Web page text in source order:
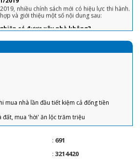
có được xây nhà không?
là đất gì? Loại Đất phi nông nghiệp có được
mà hiện nay có không ít cá nhân, hộ gia đình
cầu chuyển đổi đất phi nông nghiệp thành
kinh tế cao hơn
đúng tiêu chuẩn cho gia đình
dựng đối với các KTS, Kỹ sư là một việc bình
ánh sáng cho sự sinh trưởng và phát triển. Tuy
loại cây trồng không cần nhiều ánh sáng...
đất, mua 'hời' ăn lộc trăm triệu
qua môi giới, khách tranh hỏi được giá 'chốt'
vay tiền ngân hàng mua nhà phải “gánh nợ”
hộ ở TP. Hồ Chí Minh
: 691
: 3214420